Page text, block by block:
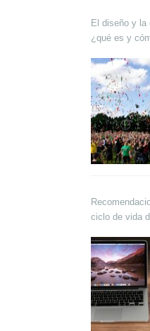
El diseño y la
¿qué es y
ciclo de vida